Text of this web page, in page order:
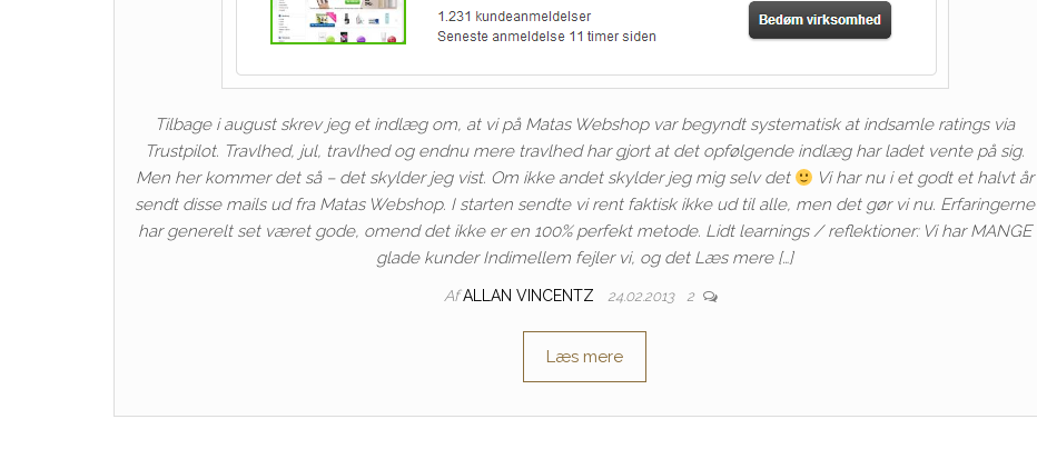
Tilbage i august skrev jeg et indlæg om, at vi på Matas Webshop var begyndt systematisk at indsamle ratings via
Trustpilot. Travlhed, jul, travlhed og endnu mere travlhed har gjort at det opfølgende indlæg har ladet vente på sig.
Men her kommer det så – det skylder jeg vist. Om ikke andet skylder jeg mig selv det
Vi har nu i et godt et halvt år
sendt disse mails ud fra Matas Webshop. I starten sendte vi rent faktisk ikke ud til alle, men det gør vi nu. Erfaringerne
har generelt set været gode, omend det ikke er en 100% perfekt metode. Lidt learnings / reflektioner: Vi har MANGE
glade kunder Indimellem fejler vi, og det Læs mere […]
Af ALLAN VINCENTZ 24.02.2013 2
Læs mere